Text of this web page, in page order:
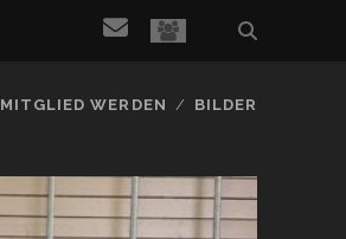
email
MITGLIED WERDEN BILDER